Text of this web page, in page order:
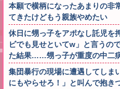
本願で横柄になったあまりの非
てきたけどもう親族やめたい
休日に甥っ子をアポなし託児を
ビでも見せといてw」と言うの
た結果……甥っ子が重度の中二
集団暴行の現場に遭遇してしま
にもやらせろ！」と叫んで抱